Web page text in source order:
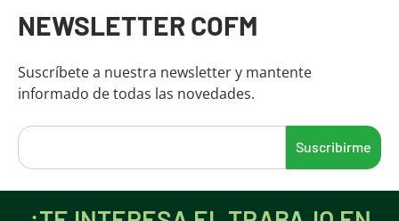
NEWSLETTER COFM
Suscríbete a nuestra newsletter y mantente
informado de todas las novedades.